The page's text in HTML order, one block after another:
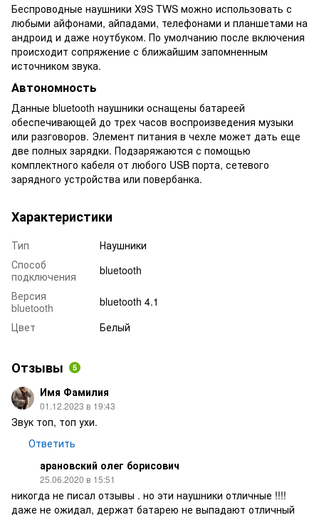
Беспроводные наушники X9S TWS можно использовать с
любыми айфонами, айпадами, телефонами и планшетами на
андроид и даже ноутбуком. По умолчанию после включения
происходит сопряжение с ближайшим запомненным
источником звука.
Автономность
Данные bluetooth наушники оснащены батареей
обеспечивающей до трех часов воспроизведения музыки
или разговоров. Элемент питания в чехле может дать еще
две полных зарядки. Подзаряжаются с помощью
комплектного кабеля от любого USB порта, сетевого
зарядного устройства или повербанка.
Характеристики
Тип
Наушники
Способ
подключения
bluetooth
Версия
bluetooth
bluetooth 4.1
Цвет
Белый
Отзывы 5
Имя Фамилия
01.12.2023 в 19:43
Звук топ, топ ухи.
Ответить
арановский олег борисович
25.06.2020 в 15:51
никогда не писал отзывы . но эти наушники отличные !!!!
даже не ожидал, держат батарею не выпадают отличный